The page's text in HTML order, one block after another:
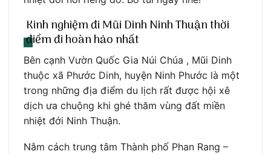
Kinh nghiệm đi Mũi Dinh Ninh Thuận thời
điểm đi hoàn hảo nhất
Bên cạnh Vườn Quốc Gia Núi Chúa , Mũi Dinh
thuộc xã Phước Dinh, huyện Ninh Phước là một
trong những địa điểm du lịch rất được hội xê
dịch ưa chuộng khi ghé thăm vùng đất miền
nhiệt đới Ninh Thuận.
Nằm cách trung tâm Thành phố Phan Rang –